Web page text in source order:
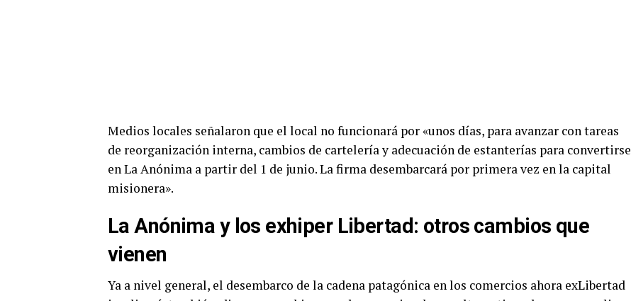
Medios locales señalaron que el local no funcionará por «unos días, para avanzar con tareas
de reorganización interna, cambios de cartelería y adecuación de estanterías para convertirse
en La Anónima a partir del 1 de junio. La firma desembarcará por primera vez en la capital
misionera».
La Anónima y los exhiper Libertad: otros cambios que
vienen
Ya a nivel general, el desembarco de la cadena patagónica en los comercios ahora exLibertad